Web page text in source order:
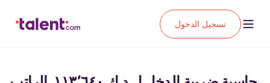
تسجيل الدخول